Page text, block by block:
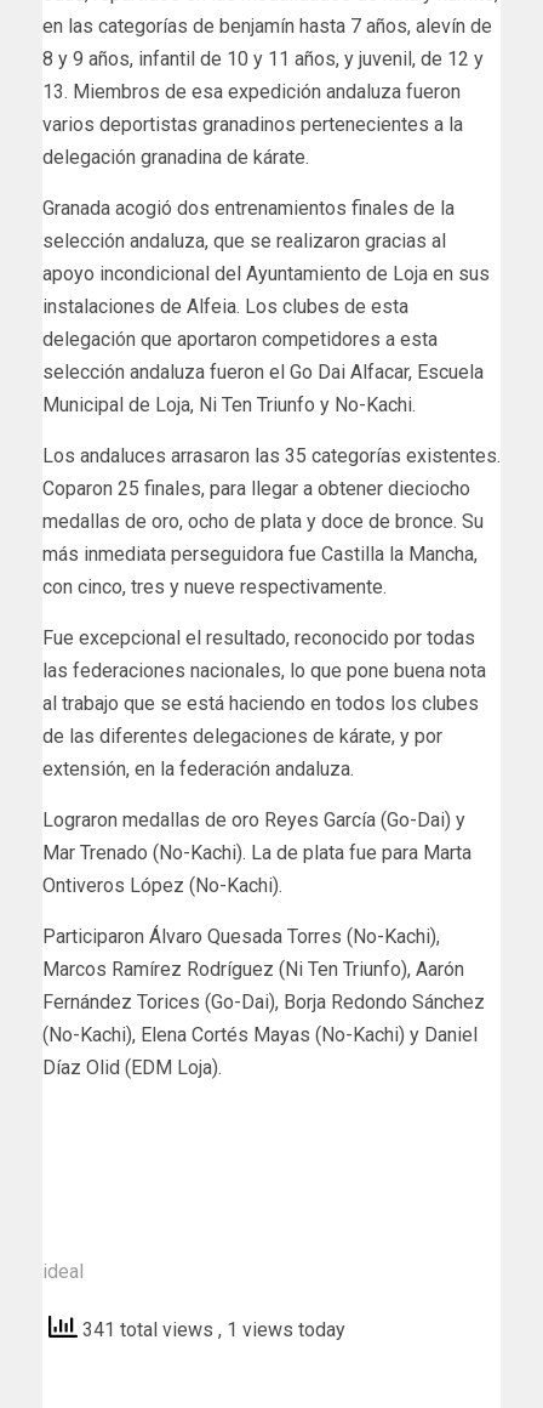
en las categorías de benjamín hasta 7 años, alevín de
8 y 9 años, infantil de 10 y 11 años, y juvenil, de 12 y
13. Miembros de esa expedición andaluza fueron
varios deportistas granadinos pertenecientes a la
delegación granadina de kárate.
Granada acogió dos entrenamientos finales de la
selección andaluza, que se realizaron gracias al
apoyo incondicional del Ayuntamiento de Loja en sus
instalaciones de Alfeia. Los clubes de esta
delegación que aportaron competidores a esta
selección andaluza fueron el Go Dai Alfacar, Escuela
Municipal de Loja, Ni Ten Triunfo y No-Kachi.
Los andaluces arrasaron las 35 categorías existentes.
Coparon 25 finales, para llegar a obtener dieciocho
medallas de oro, ocho de plata y doce de bronce. Su
más inmediata perseguidora fue Castilla la Mancha,
con cinco, tres y nueve respectivamente.
Fue excepcional el resultado, reconocido por todas
las federaciones nacionales, lo que pone buena nota
al trabajo que se está haciendo en todos los clubes
de las diferentes delegaciones de kárate, y por
extensión, en la federación andaluza.
Lograron medallas de oro Reyes García (Go-Dai) y
Mar Trenado (No-Kachi). La de plata fue para Marta
Ontiveros López (No-Kachi).
Participaron Álvaro Quesada Torres (No-Kachi),
Marcos Ramírez Rodríguez (Ni Ten Triunfo), Aarón
Fernández Torices (Go-Dai), Borja Redondo Sánchez
(No-Kachi), Elena Cortés Mayas (No-Kachi) y Daniel
Díaz Olid (EDM Loja).
ideal
341 total views , 1 views today